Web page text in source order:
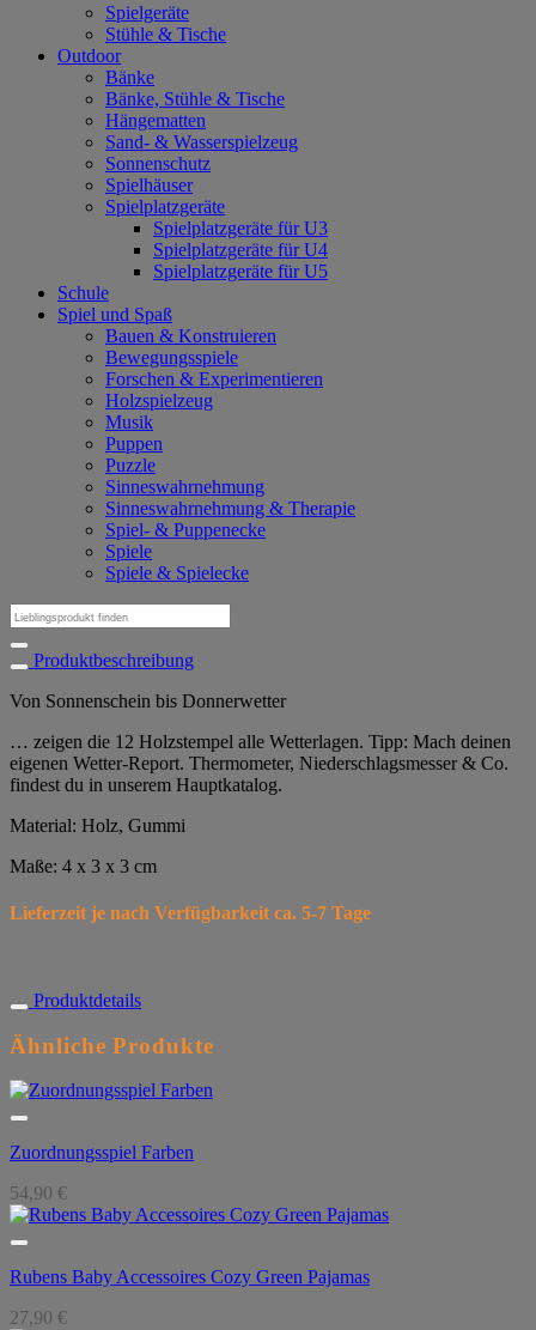
Spielgeräte
Stühle & Tische
Outdoor
Bänke
Bänke, Stühle & Tische
Hängematten
Sand- & Wasserspielzeug
Sonnenschutz
Spielhäuser
Spielplatzgeräte
Spielplatzgeräte für U3
Spielplatzgeräte für U4
Spielplatzgeräte für U5
Schule
Spiel und Spaß
Bauen & Konstruieren
Bewegungsspiele
Forschen & Experimentieren
Holzspielzeug
Musik
Puppen
Puzzle
Sinneswahrnehmung
Sinneswahrnehmung & Therapie
Spiel- & Puppenecke
Spiele
Spiele & Spielecke
Suchen
nach:
Produktbeschreibung
Von Sonnenschein bis Donnerwetter
… zeigen die 12 Holzstempel alle Wetterlagen. Tipp: Mach deinen
eigenen Wetter-Report. Thermometer, Niederschlagsmesser & Co.
findest du in unserem Hauptkatalog.
Material: Holz, Gummi
Maße: 4 x 3 x 3 cm
Lieferzeit je nach Verfügbarkeit ca. 5-7 Tage
Produktdetails
Ähnliche Produkte
Zuordnungsspiel Farben
54,90 €
Rubens Baby Accessoires Cozy Green Pajamas
27,90 €